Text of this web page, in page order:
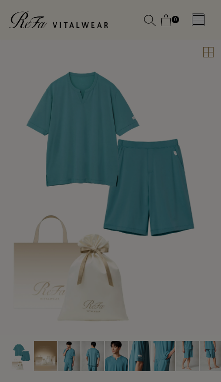
0
WOMEN
新商品
全ての商
SLEEP WEAR
メディ
カル
ピロー
MEN
新商品
全ての商
SLEEP WEAR
メディ
カル
ピロー